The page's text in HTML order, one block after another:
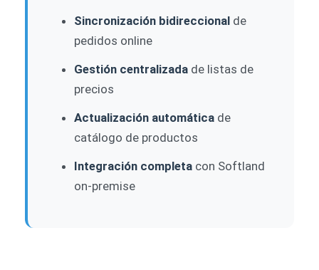
Sincronización bidireccional de
pedidos online
Gestión centralizada de listas de
precios
Actualización automática de
catálogo de productos
Integración completa con Softland
on-premise